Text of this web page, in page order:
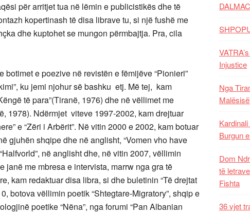
për arritjet tua në lëmin e publicistikës dhe të
kopertinash të disa librave tu, si një fushë me
dhe kuptohet se mungon përmbajtja. Pra, cila
e poezive në revistën e fëmijëve “Pionieri”
ku jemi njohur së bashku etj. Më tej, kam
të para”(Tiranë, 1976) dhe në vëllimet me
1978). Ndërmjet viteve 1997-2002, kam drejtuar
e “Zëri i Arbërit”. Në vitin 2000 e 2002, kam botuar
gjuhën shqipe dhe në anglisht, “Vomen vho have
në anglisht dhe, në vitin 2007, vëllimin
janë me mbresa e intervista, marrw nga gra të
kam redaktuar disa libra, si dhe buletinin “Të drejtat
botova vëllimin poetik “Shtegtare-Migratory”, shqip e
poetike “Nëna”, nga forumi “Pan Albanian
Injustice
Nga
Burgun
Dom
të
Fishta
36 vjet